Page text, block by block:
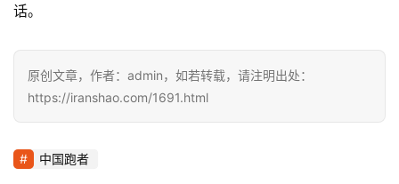
话。
原创文章，作者：admin，如若转载，请注明出处：
https://iranshao.com/1691.html
中国跑者